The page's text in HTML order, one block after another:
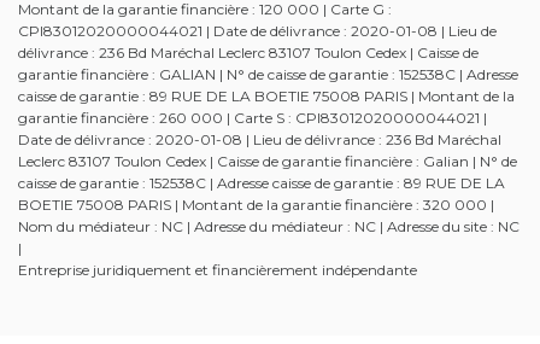
Montant de la garantie financière : 120 000 | Carte G :
CPI83012020000044021 | Date de délivrance : 2020-01-08 | Lieu de
délivrance : 236 Bd Maréchal Leclerc 83107 Toulon Cedex | Caisse de
garantie financière : GALIAN | N° de caisse de garantie : 152538C | Adresse
caisse de garantie : 89 RUE DE LA BOETIE 75008 PARIS | Montant de la
garantie financière : 260 000 | Carte S : CPI83012020000044021 |
Date de délivrance : 2020-01-08 | Lieu de délivrance : 236 Bd Maréchal
Leclerc 83107 Toulon Cedex | Caisse de garantie financière : Galian | N° de
caisse de garantie : 152538C | Adresse caisse de garantie : 89 RUE DE LA
BOETIE 75008 PARIS | Montant de la garantie financière : 320 000 |
Nom du médiateur : NC | Adresse du médiateur : NC | Adresse du site : NC
|
Entreprise juridiquement et financièrement indépendante